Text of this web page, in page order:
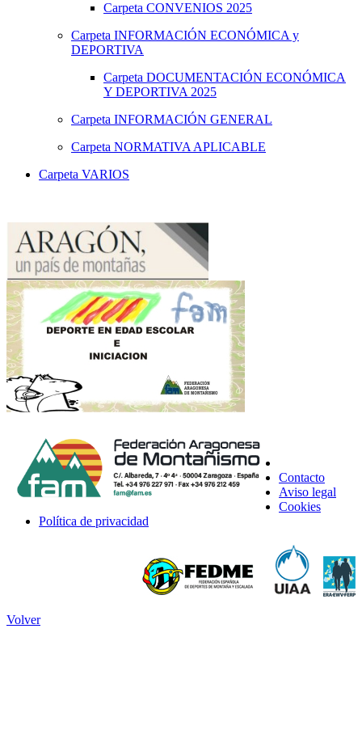
Carpeta CONVENIOS 2025
Carpeta INFORMACIÓN ECONÓMICA y
DEPORTIVA
Carpeta DOCUMENTACIÓN ECONÓMICA
Y DEPORTIVA 2025
Carpeta INFORMACIÓN GENERAL
Carpeta NORMATIVA APLICABLE
Carpeta VARIOS
Contacto
Aviso legal
Cookies
Política de privacidad
Volver